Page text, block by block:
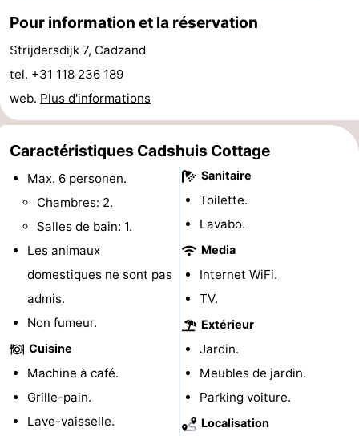
Monuments
-
Points
vue
Attractions
Croisières
Terrains
jeux
Aires
jeux
intérieures
Bowling
Parcours
de
mini-
golf
Centres
de
bien-
être
Villages
villes
Nature
Sports
Pour information et la réservation
Strijdersdijk 7, Cadzand
tel. +31 118 236 189
web. Plus d'informations
Caractéristiques Cadshuis Cottage
Max. 6 personen.
Chambres: 2.
Salles de bain: 1.
Les animaux
domestiques ne sont pas
admis.
Non fumeur.
Cuisine
Machine à café.
Grille-pain.
Lave-vaisselle.
Sanitaire
Toilette.
Lavabo.
Media
Internet WiFi.
TV.
Extérieur
Jardin.
Meubles de jardin.
Parking voiture.
Localisation